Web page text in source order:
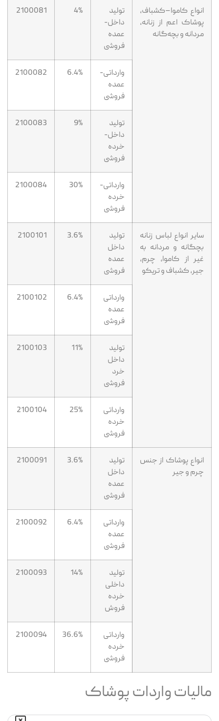
انواع کاموا–کشباف،
پوشاک اعم از زنانه،
مردانه و بچه‌گانه
تولید
داخل-
عمده
فروشی
4%
2100081
وارداتی-
عمده
فروشی
6.4%
2100082
تولید
داخل-
خرده
فروشی
9%
2100083
وارداتی-
خرده
فروشی
30%
2100084
سایر انواع لباس زنانه
بچگانه و مردانه به
غیر از کاموا، چرم،
جیر، کشباف و تریکو
تولید
داخل
عمده
فروشی
3.6%
2100101
وارداتی
عمده
فروشی
6.4%
2100102
تولید
داخل
خرد
فروشی
11%
2100103
وارداتی
خرده
فروشی
25%
2100104
انواع پوشاک از جنس
چرم و جیر
تولید
داخل
عمده
فروشی
3.6%
2100091
وارداتی
عمده
فروشی
6.4%
2100092
تولید
داخلی
خرده
فروش
14%
2100093
وارداتی
خرده
فروشی
36.6%
2100094
مالیات واردات پوشاک